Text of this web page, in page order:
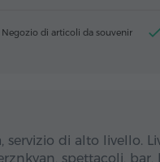
Negozio di articoli da souvenir
servizio di alto livello.
spettacoli, bar,